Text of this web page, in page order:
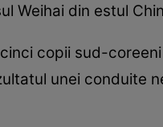
Weihai din estul
copii sud-
unei conduite